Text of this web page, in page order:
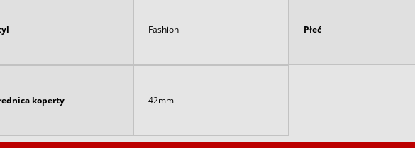
Fashion Płeć
koperty 42mm